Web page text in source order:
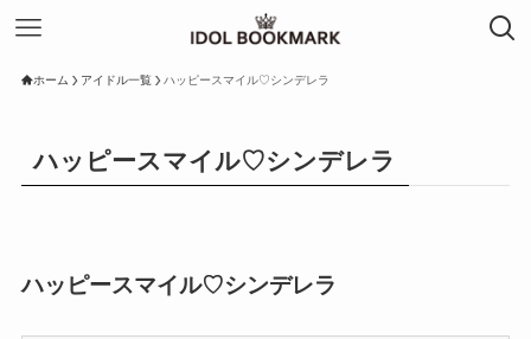
ホーム アイドル一覧 ハッピースマイル♡シンデレラ
ハッピースマイル♡シンデレラ
ハッピースマイル♡シンデレラ